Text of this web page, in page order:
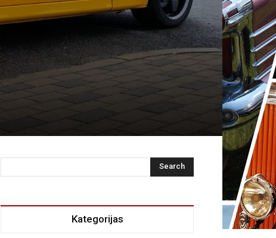
Kategorijas